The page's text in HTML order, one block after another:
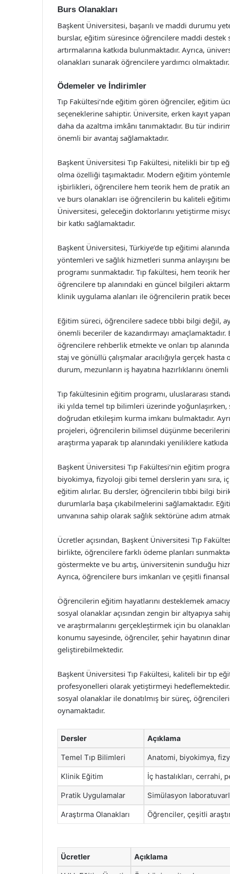
Burs Olanakları
Başkent Üniversitesi, başarılı ve maddi durumu
burslar, eğitim süresince öğrencilere maddi destek
artırmalarına katkıda bulunmaktadır. Ayrıca,
olanakları sunarak öğrencilere yardımcı olmaktadır.
Ödemeler ve İndirimler
Tıp Fakültesi’nde eğitim gören öğrenciler, eğitim
seçeneklerine sahiptir. Üniversite, erken kayıt
daha da azaltma imkânı tanımaktadır. Bu tür
önemli bir avantaj sağlamaktadır.
Başkent Üniversitesi Tıp Fakültesi, nitelikli bir tıp
olma özelliği taşımaktadır. Modern eğitim
işbirlikleri, öğrencilere hem teorik hem de pratik
ve burs olanakları ise öğrencilerin bu kaliteli
Üniversitesi, geleceğin doktorlarını yetiştirme
bir katkı sağlamaktadır.
Başkent Üniversitesi, Türkiye’de tıp eğitimi
yöntemleri ve sağlık hizmetleri sunma anlayışını
programı sunmaktadır. Tıp fakültesi, hem teorik
öğrencilere tıp alanındaki en güncel bilgileri
klinik uygulama alanları ile öğrencilerin pratik
Eğitim süreci, öğrencilere sadece tıbbi bilgi değil,
önemli beceriler de kazandırmayı
öğrencilere rehberlik etmekte ve onları tıp
staj ve gönüllü çalışmalar aracılığıyla gerçek
durum, mezunların iş hayatına hazırlıklarını
Tıp fakültesinin eğitim programı, uluslararası
iki yılda temel tıp bilimleri üzerinde
doğrudan etkileşim kurma imkanı bulmaktadır.
projeleri, öğrencilerin bilimsel düşünme
araştırma yaparak tıp alanındaki yeniliklere
Başkent Üniversitesi Tıp Fakültesi’nin eğitim
biyokimya, fizyoloji gibi temel derslerin yanı sıra,
eğitim alırlar. Bu dersler, öğrencilerin tıbbi bilgi
durumlarla başa çıkabilmelerini sağlamaktadır.
unvanına sahip olarak sağlık sektörüne adım
Ücretler açısından, Başkent Üniversitesi Tıp
birlikte, öğrencilere farklı ödeme planları
göstermekte ve bu artış, üniversitenin sunduğu
Ayrıca, öğrencilere burs imkanları ve çeşitli
Öğrencilerin eğitim hayatlarını desteklemek
sosyal olanaklar açısından zengin bir altyapıya
ve araştırmalarını gerçekleştirmek için bu
konumu sayesinde, öğrenciler, şehir hayatının
geliştirebilmektedir.
Başkent Üniversitesi Tıp Fakültesi, kaliteli bir tıp
profesyonelleri olarak yetiştirmeyi
sosyal olanaklar ile donatılmış bir süreç,
oynamaktadır.
Dersler Açıklama
Temel Tıp Bilimleri Anatomi, biyokimya,
Klinik Eğitim İç hastalıkları, cerrahi,
Pratik Uygulamalar Simülasyon
Araştırma Olanakları Öğrenciler, çeşitli
Ücretler Açıklama